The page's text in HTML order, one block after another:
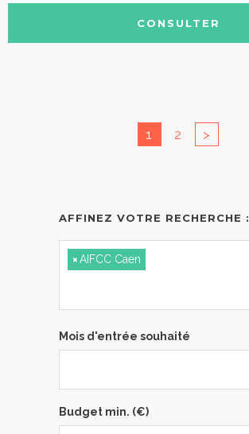
CONSULTER
1 2 >
AFFINEZ VOTRE RECHERCHE :
×AIFCC Caen
Mois d'entrée souhaité
Budget min. (€)